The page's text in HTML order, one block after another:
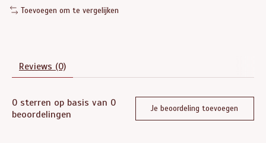
Toevoegen om te vergelijken
Reviews (0)
0 sterren op basis van 0
beoordelingen
Je beoordeling toevoegen